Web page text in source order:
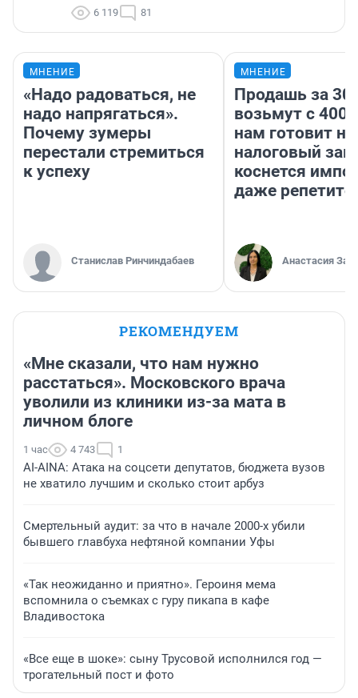
6 119 81
МНЕНИЕ
«Надо радоваться, не
надо напрягаться».
Почему зумеры
перестали стремиться
к успеху
Станислав Ринчиндабаев
МНЕНИЕ
Продашь за
возьмут с
нам готовит
налоговый
коснется
даже
Анастасия
РЕКОМЕНДУЕМ
«Мне сказали, что нам нужно
расстаться». Московского врача
уволили из клиники из-за мата в
личном блоге
1 час 4 743 1
AI-AINA: Атака на соцсети депутатов, бюджета вузов
не хватило лучшим и сколько стоит арбуз
Смертельный аудит: за что в начале 2000-х убили
бывшего главбуха нефтяной компании Уфы
«Так неожиданно и приятно». Героиня мема
вспомнила о съемках с гуру пикапа в кафе
Владивостока
«Все еще в шоке»: сыну Трусовой исполнился год —
трогательный пост и фото